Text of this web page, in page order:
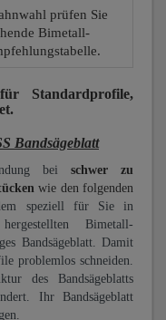
prüfen Sie
Bimetall-
Standardprofile,
Bandsägeblatt
beischwer zu
wie den folgenden
speziell für Sie in
Bimetall-
Bandsägeblatt. Damit
problemlos schneiden.
des Bandsägeblatts
Ihr Bandsägeblatt